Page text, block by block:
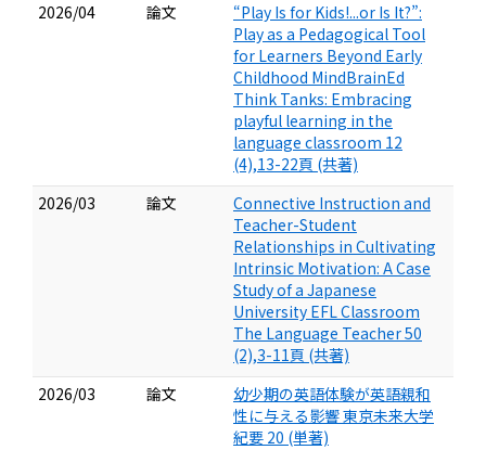
2026/04
論文
“Play Is for Kids!...or Is It?”:
Play as a Pedagogical Tool
for Learners Beyond Early
Childhood MindBrainEd
Think Tanks: Embracing
playful learning in the
language classroom 12
(4),13-22頁 (共著)
2026/03
論文
Connective Instruction and
Teacher-Student
Relationships in Cultivating
Intrinsic Motivation: A Case
Study of a Japanese
University EFL Classroom
The Language Teacher 50
(2),3-11頁 (共著)
2026/03
論文
幼少期の英語体験が英語親和
性に与える影響 東京未来大学
紀要 20 (単著)